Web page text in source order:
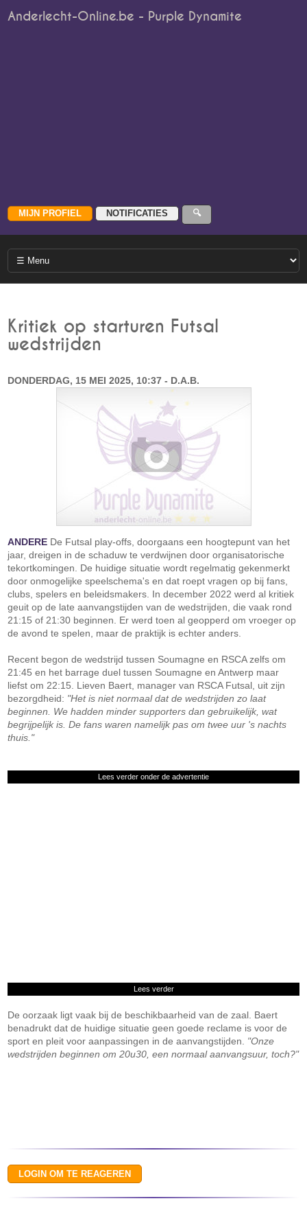
Anderlecht-Online.be - Purple Dynamite
Kritiek op starturen Futsal
wedstrijden
DONDERDAG, 15 MEI 2025, 10:37 - D.A.B.
ANDERE De Futsal play-offs, doorgaans een hoogtepunt van het
jaar, dreigen in de schaduw te verdwijnen door organisatorische
tekortkomingen. De huidige situatie wordt regelmatig gekenmerkt
door onmogelijke speelschema's en dat roept vragen op bij fans,
clubs, spelers en beleidsmakers. In december 2022 werd al kritiek
geuit op de late aanvangstijden van de wedstrijden, die vaak rond
21:15 of 21:30 beginnen. Er werd toen al geopperd om vroeger op
de avond te spelen, maar de praktijk is echter anders.
Recent begon de wedstrijd tussen Soumagne en RSCA zelfs om
21:45 en het barrage duel tussen Soumagne en Antwerp maar
liefst om 22:15. Lieven Baert, manager van RSCA Futsal, uit zijn
bezorgdheid: "Het is niet normaal dat de wedstrijden zo laat
beginnen. We hadden minder supporters dan gebruikelijk, wat
begrijpelijk is. De fans waren namelijk pas om twee uur 's nachts
thuis."
Lees verder onder de advertentie
Lees verder
De oorzaak ligt vaak bij de beschikbaarheid van de zaal. Baert
benadrukt dat de huidige situatie geen goede reclame is voor de
sport en pleit voor aanpassingen in de aanvangstijden. "Onze
wedstrijden beginnen om 20u30, een normaal aanvangsuur, toch?"